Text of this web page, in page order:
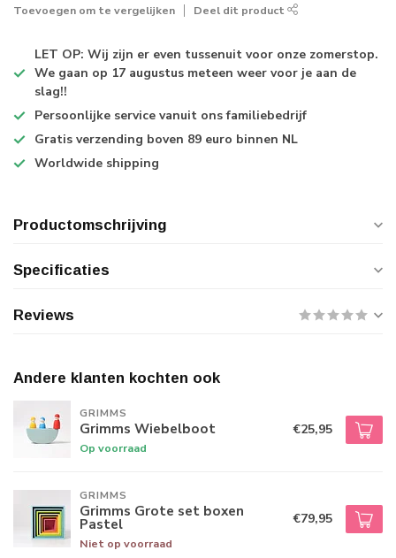
Toevoegen om te vergelijken Deel dit product
LET OP: Wij zijn er even tussenuit voor onze zomerstop.
We gaan op 17 augustus meteen weer voor je aan de
slag!!
Persoonlijke service vanuit ons familiebedrijf
Gratis verzending boven 89 euro binnen NL
Worldwide shipping
Productomschrijving
Specificaties
Reviews
Andere klanten kochten ook
GRIMMS
Grimms Wiebelboot
Op voorraad
€25,95
GRIMMS
Grimms Grote set boxen
Pastel
Niet op voorraad
€79,95